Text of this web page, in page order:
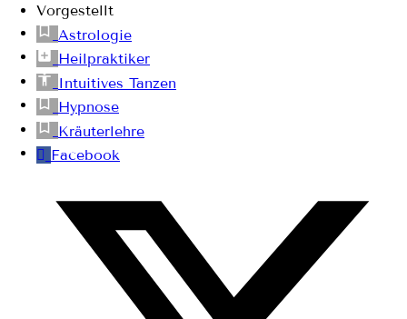
Vorgestellt
Astrologie
Heilpraktiker
Intuitives Tanzen
Hypnose
Kräuterlehre
Facebook